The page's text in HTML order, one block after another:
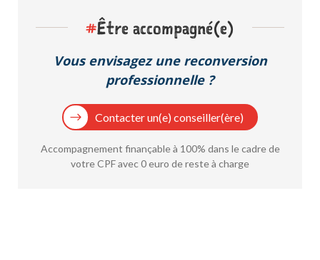
#Être accompagné(e)
Vous envisagez une reconversion
professionnelle ?
Contacter un(e) conseiller(ère)
Accompagnement finançable à 100% dans le cadre de
votre CPF avec 0 euro de reste à charge